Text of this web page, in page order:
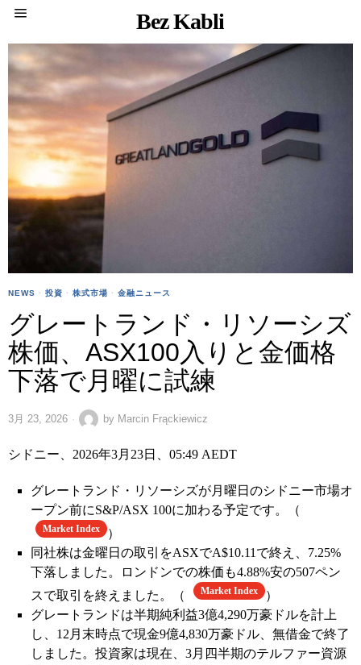
Bez Kabli
NEWS · 投資 · 株式市場 · 金融ニュース
グレートランド・リソーシズ
株価、ASX100入りと金価格
下落で月曜に試練
3月 23, 2026 by Marcin Frąckiewicz
シドニー、2026年3月23日、05:49 AEDT
グレートランド・リソーシズが月曜日のシドニー市場オ
ープン前にS&P/ASX 100に加わる予定です。（
Market Index
）
同社株は金曜日の取引をASXでA$10.11で終え、7.25%
下落しました。ロンドンでの株価も4.88%安の507ペン
スで取引を終えました。（
Market Index
）
グレートランドは半期純利益3億4,290万豪ドルを計上
し、12月末時点で現金9億4,830万豪ドル、無借金で終了
しました。投資家は現在、3月四半期のテルファー資源